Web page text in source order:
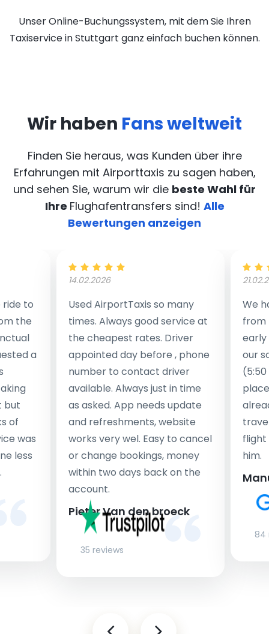
Unser Online-Buchungssystem, mit dem Sie Ihren
Taxiservice in Stuttgart ganz einfach buchen können.
Wir haben Fans weltweit
Finden Sie heraus, was Kunden über ihre
Erfahrungen mit Airporttaxis zu sagen haben,
und sehen Sie, warum wir die beste Wahl für
Ihre Flughafentransfers sind! Alle
Bewertungen anzeigen
to
the
a
but
of
was
less
14.02.2026
Used AirportTaxis so many
times. Always good service at
the cheapest rates. Driver
appointed day before , phone
number to contact driver
available. Always just in time
as asked. App needs update
and refreshments, website
works very wel. Easy to cancel
or change bookings, money
within two days back on the
account.
Pieter Van den broeck
35 reviews
We
from
early
our
flight
him.
84